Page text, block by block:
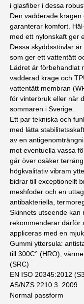
i glasfiber i dessa
Den vadderade
garanterar komfort.
med ett nylonskaft ger
Dessa skyddsstövlar
som ger ett vattentätt
Lädret är förbehandlat
vadderad krage och
vattentätt membran
för vinterbruk eller när
sommaren i Sverige.
Ett par tekniska och
med lätta
av en
mot eventuella vassa
går över osäker
högkvalitativ vibram
bidrar till exceptionellt
meshfoder och en
antibakteriella,
Skinnets utseende kan
rekommenderar därför
appliceras med en
Gummi yttersula:
till 300C° (HRO),
(SRC)
EN ISO 20345:2012
AS/NZS 2210.3 :2009
Normal passform